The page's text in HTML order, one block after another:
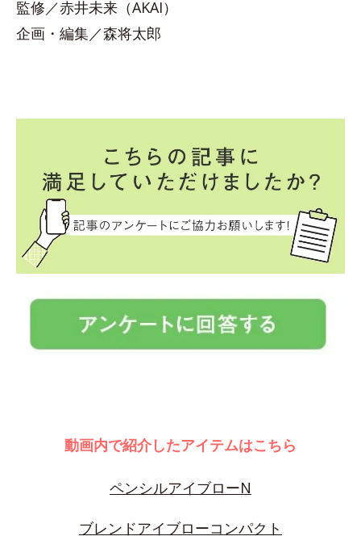
監修／赤井未来（AKAI）
企画・編集／森将太郎
動画内で紹介したアイテムはこちら
ペンシルアイブローN
ブレンドアイブローコンパクト